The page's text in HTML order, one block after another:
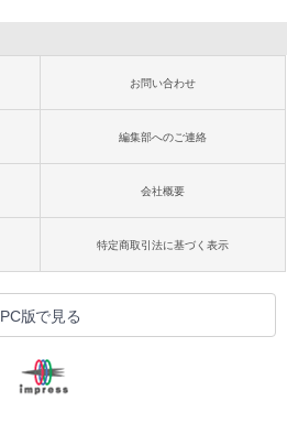
お問い合わせ
編集部へのご連絡
会社概要
特定商取引法に基づく表示
PC版で見る